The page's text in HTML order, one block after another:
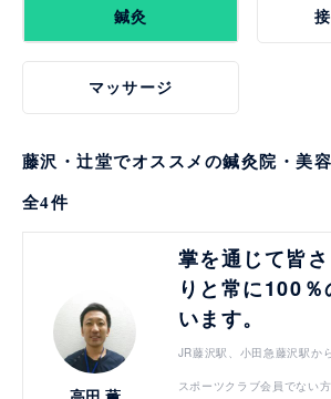
鍼灸
マッサージ
藤沢・辻堂でオススメの鍼灸院・美
全4件
掌を通じて皆
りと常に100
います。
JR藤沢駅、小田急藤沢駅か
スポーツクラブ会員でない